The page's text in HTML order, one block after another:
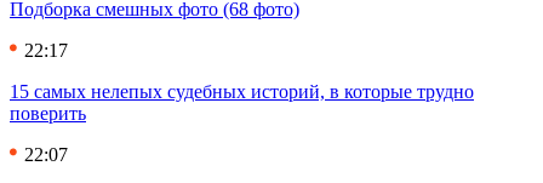
Подборка смешных фото (68 фото)
22:17
15 самых нелепых судебных историй, в которые трудно
поверить
22:07